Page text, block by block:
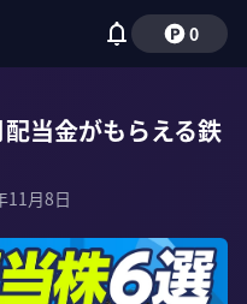
0
当金がもらえる鉄
11月8日